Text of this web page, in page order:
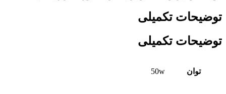
توضیحات تکمیلی
توضیحات تکمیلی
توان 50w